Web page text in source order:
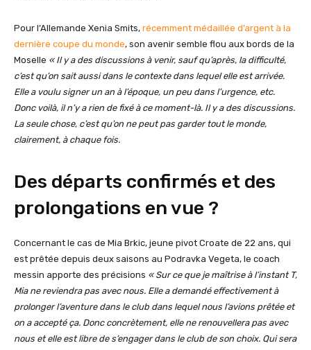
Pour l’Allemande Xenia Smits, récemment médaillée d’argent à la
dernière coupe du monde, son avenir semble flou aux bords de la
Moselle « Il y a des discussions à venir, sauf qu’après, la difficulté,
c’est qu’on sait aussi dans le contexte dans lequel elle est arrivée.
Elle a voulu signer un an à l’époque, un peu dans l’urgence, etc.
Donc voilà, il n’y a rien de fixé à ce moment-là. Il y a des discussions.
La seule chose, c’est qu’on ne peut pas garder tout le monde,
clairement, à chaque fois.
Des départs confirmés et des
prolongations en vue ?
Concernant le cas de Mia Brkic, jeune pivot Croate de 22 ans, qui
est prêtée depuis deux saisons au Podravka Vegeta, le coach
messin apporte des précisions « Sur ce que je maîtrise à l’instant T,
Mia ne reviendra pas avec nous. Elle a demandé effectivement à
prolonger l’aventure dans le club dans lequel nous l’avions prêtée et
on a accepté ça. Donc concrètement, elle ne renouvellera pas avec
nous et elle est libre de s’engager dans le club de son choix. Qui sera